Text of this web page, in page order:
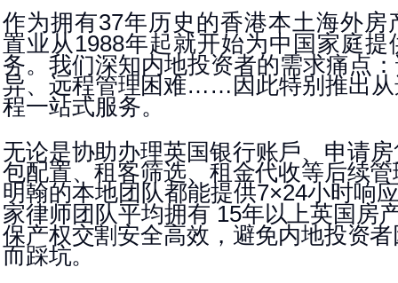
作为拥有37年历史的香港本土海外房
置业从1988年起就开始为中国家庭提
务。我们深知内地投资者的需求痛点
异、远程管理困难……因此特别推出
程一站式服务。
无论是协助办理英国银行账戶、申请
包配置、租客筛选、租金代收等后续管
明翰的本地团队都能提供7×24小时响
家律师团队平均拥有15年以上英国房
保产权交割安全高效， 避免内地投资
而踩坑。